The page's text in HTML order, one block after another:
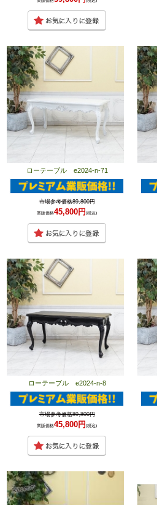
ローテーブル e2024-n-71
市場参考価格89,800円
業販価格45,800円(税込)
ローテーブル e2024-n-8
市場参考価格89,800円
業販価格45,800円(税込)